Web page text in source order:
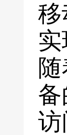
移